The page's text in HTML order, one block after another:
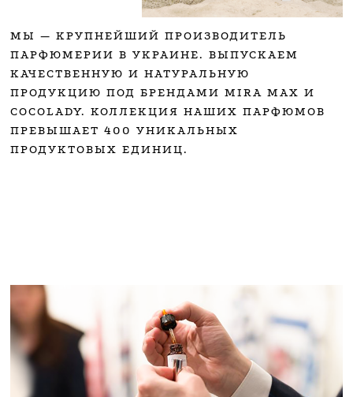
МЫ — КРУПНЕЙШИЙ ПРОИЗВОДИТЕЛЬ
ПАРФЮМЕРИИ В УКРАИНЕ. ВЫПУСКАЕМ
КАЧЕСТВЕННУЮ И НАТУРАЛЬНУЮ
ПРОДУКЦИЮ ПОД БРЕНДАМИ MIRA MAX И
COCOLADY. КОЛЛЕКЦИЯ НАШИХ ПАРФЮМОВ
ПРЕВЫШАЕТ 400 УНИКАЛЬНЫХ
ПРОДУКТОВЫХ ЕДИНИЦ.